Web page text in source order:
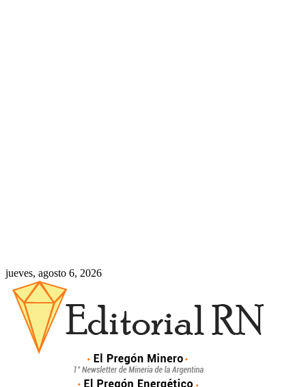
jueves, agosto 6, 2026